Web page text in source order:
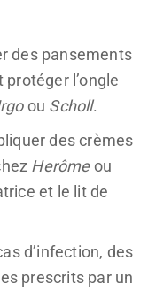
des pansements
l’ongle
ou Scholl.
des crèmes
Herômeou
et le lit de
d’infection, des
prescrits par un